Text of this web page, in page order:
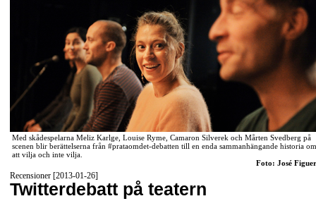
Med skådespelarna Meliz Karlge, Louise Ryme, Camaron Silverek och Mårten Svedberg på
scenen blir berättelserna från #prataomdet-debatten till en enda sammanhängande historia om
att vilja och inte vilja.
Foto: José
Recensioner [2013-01-26]
Twitterdebatt på teatern